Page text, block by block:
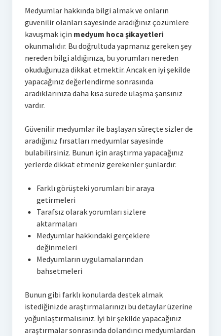
Medyumlar hakkında bilgi almak ve onların
güvenilir olanları sayesinde aradığınız çözümlere
kavuşmak için medyum hoca şikayetleri
okunmalıdır. Bu doğrultuda yapmanız gereken şey
nereden bilgi aldığınıza, bu yorumları nereden
okuduğunuza dikkat etmektir. Ancak en iyi şekilde
yapacağınız değerlendirme sonrasında
aradıklarınıza daha kısa sürede ulaşma şansınız
vardır.
Güvenilir medyumlar ile başlayan süreçte sizler de
aradığınız fırsatları medyumlar sayesinde
bulabilirsiniz. Bunun için araştırma yapacağınız
yerlerde dikkat etmeniz gerekenler şunlardır:
Farklı görüşteki yorumları bir araya
getirmeleri
Tarafsız olarak yorumları sizlere
aktarmaları
Medyumlar hakkındaki gerçeklere
değinmeleri
Medyumların uygulamalarından
bahsetmeleri
Bunun gibi farklı konularda destek almak
istediğinizde araştırmalarınızı bu detaylar üzerine
yoğunlaştırmalısınız. İyi bir şekilde yapacağınız
araştırmalar sonrasında dolandırıcı medyumlardan